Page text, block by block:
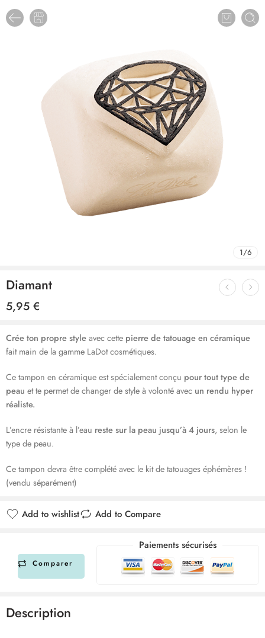
1/6
Diamant
5,95 €
Crée ton propre styleavec cette pierre de tatouage en céramique
fait main de la gamme LaDot cosmétiques.
Ce tampon en céramique est spécialement conçu pour tout type de
peau et te permet de changer de style à volonté avec un rendu hyper
réaliste.
L’encre résistante à l’eau reste sur la peau jusqu’à 4 jours, selon le
type de peau.
Ce tampon devra être complété avec le kit de tatouages éphémères !
(vendu séparément)
Add to wishlist Add to Compare
Comparer
Paiements sécurisés
Description